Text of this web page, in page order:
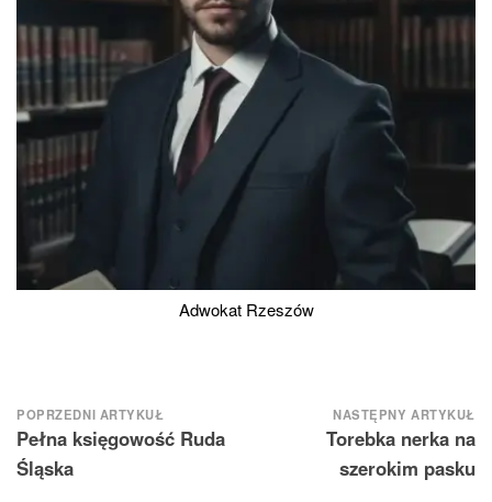
Adwokat Rzeszów
Nawigacja
wpisu
POPRZEDNI ARTYKUŁ
Pełna księgowość Ruda
Śląska
NASTĘPNY ARTYKUŁ
Torebka nerka na
szerokim pasku